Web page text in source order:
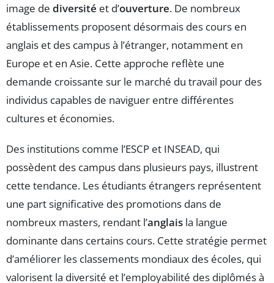
image de diversité et d’ouverture. De nombreux
établissements proposent désormais des cours en
anglais et des campus à l’étranger, notamment en
Europe et en Asie. Cette approche reflète une
demande croissante sur le marché du travail pour des
individus capables de naviguer entre différentes
cultures et économies.
Des institutions comme l’ESCP et INSEAD, qui
possèdent des campus dans plusieurs pays, illustrent
cette tendance. Les étudiants étrangers représentent
une part significative des promotions dans de
nombreux masters, rendant l’anglais la langue
dominante dans certains cours. Cette stratégie permet
d’améliorer les classements mondiaux des écoles, qui
valorisent la diversité et l’employabilité des diplômés à